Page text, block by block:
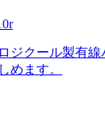
ジクール製有
めます。